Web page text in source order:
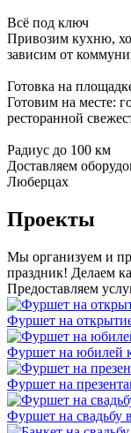
Всё под ключ
Привозим кухню,
зависим от
Готовка на
Готовим на месте:
ресторанной
Радиус до 100 км
Доставляем
Люберцах
Проекты
Мы организуем и
праздник! Делаем
Предоставляем
Фуршет на
Фуршет на юбилей
Фуршет на
Фуршет на свадьбу